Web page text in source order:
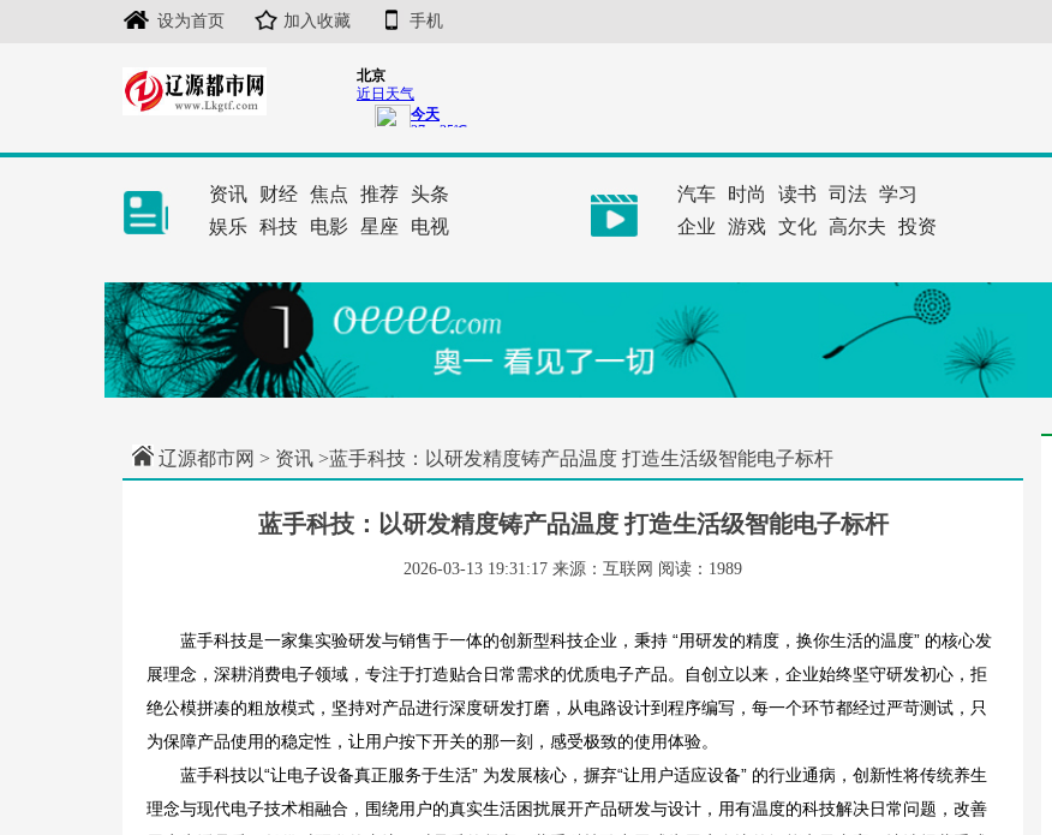
设为首页 加入收藏 手机
资讯 财经 焦点 推荐 头条
娱乐 科技 电影 星座 电视
汽车 时尚 读书 司法 学习
企业
游戏 文化 高尔夫 投资
辽源都市网 > 资讯 >蓝手科技：以研发精度铸产品温度 打造生活级智能电子标杆
蓝手科技：以研发精度铸产品温度 打造生活级智能电子标杆
2026-03-13 19:31:17 来源：互联网 阅读：1989
蓝手科技是一家集实验研发与销售于一体的创新型科技企业，秉持 “用研发的精度，换你生活的温度” 的核心发
展理念，深耕消费电子领域，专注于打造贴合日常需求的优质电子产品。自创立以来，企业始终坚守研发初心，拒
绝公模拼凑的粗放模式，坚持对产品进行深度研发打磨，从电路设计到程序编写，每一个环节都经过严苛测试，只
为保障产品使用的稳定性，让用户按下开关的那一刻，感受极致的使用体验。
蓝手科技以“让电子设备真正服务于生活” 为发展核心，摒弃“让用户适应设备” 的行业通病，创新性将传统养生
理念与现代电子技术相融合，围绕用户的真实生活困扰展开产品研发与设计，用有温度的科技解决日常问题，改善